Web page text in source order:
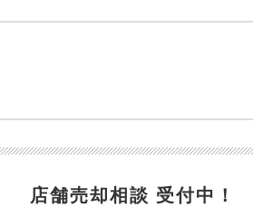
店舗売却相談 受付中！